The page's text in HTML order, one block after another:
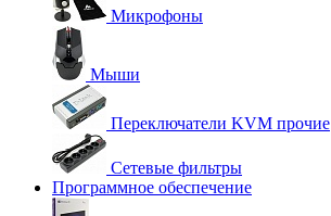
Микрофоны
Мыши
Переключатели KVM прочие
Сетевые фильтры
Программное обеспечение